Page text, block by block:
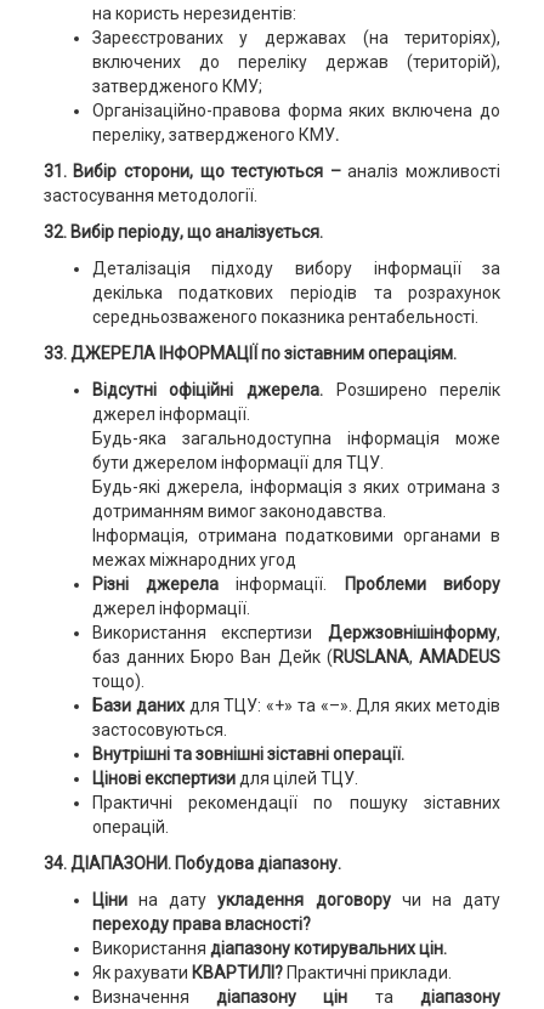
на користь нерезидентів:
Зареєстрованих у державах (на територіях),
включених до переліку держав (територій),
затвердженого КМУ;
Організаційно-правова форма яких включена до
переліку, затвердженого КМУ.
31. Вибір сторони, що тестуються –аналіз можливості
застосування методології.
32. Вибір періоду, що аналізується.
Деталізація підходу вибору інформації за
декілька податкових періодів та розрахунок
середньозваженого показника рентабельності.
33. ДЖЕРЕЛА ІНФОРМАЦІЇ по зіставним операціям.
Відсутні офіційні джерела.
Розширено перелік
джерел інформації.
Будь-яка загальнодоступна інформація може
бути джерелом інформації для ТЦУ.
Будь-які джерела, інформація з яких отримана з
дотриманням вимог законодавства.
Інформація, отримана податковими органами в
межах міжнародних угод
Різні джерелаінформації. Проблеми вибору
джерел інформації.
Використання експертизиДержзовнішінформу,
баз данних Бюро Ван Дейк (RUSLANA,AMADEUS
тощо).
Бази данихдля ТЦУ: «+» та «–». Для яких методів
застосовуються.
Внутрішні та зовнішні зіставні операції.
Цінові експертизидля цілей ТЦУ.
Практичні рекомендації по пошуку зіставних
операцій.
34. ДІАПАЗОНИ. Побудова діапазону.
Цінина датуукладення договоручи на дату
переходу права власності?
Використання діапазону котирувальних цін.
Як рахувати КВАРТИЛІ?Практичні приклади.
Визначеннядіапазону цін тадіапазону